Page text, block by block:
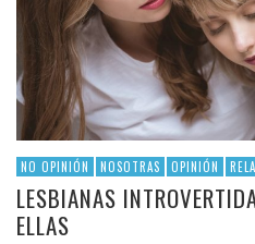
NO OPINIÓN NOSOTRAS OPINIÓN
LESBIANAS
ELLAS